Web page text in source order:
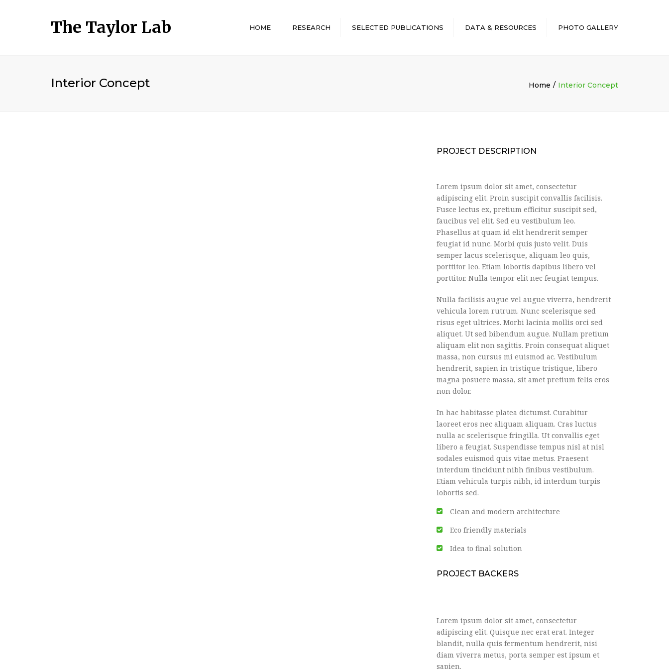
The Taylor Lab HOME RESEARCH SELECTED PUBLICATIONS DATA & RESOURCES PHOTO GALLERY
Interior Concept Home Interior Concept
PROJECT DESCRIPTION
Lorem ipsum dolor sit amet, consectetur
adipiscing elit. Proin suscipit convallis facilisis.
Fusce lectus ex, pretium efficitur suscipit sed,
faucibus vel elit. Sed eu vestibulum leo.
Phasellus at quam id elit hendrerit semper
feugiat id nunc. Morbi quis justo velit. Duis
semper lacus scelerisque, aliquam leo quis,
porttitor leo. Etiam lobortis dapibus libero vel
porttitor. Nulla tempor elit nec feugiat tempus.
Nulla facilisis augue vel augue viverra, hendrerit
vehicula lorem rutrum. Nunc scelerisque sed
risus eget ultrices. Morbi lacinia mollis orci sed
aliquet. Ut sed bibendum augue. Nullam pretium
aliquam elit non sagittis. Proin consequat aliquet
massa, non cursus mi euismod ac. Vestibulum
hendrerit, sapien in tristique tristique, libero
magna posuere massa, sit amet pretium felis eros
non dolor.
In hac habitasse platea dictumst. Curabitur
laoreet eros nec aliquam aliquam. Cras luctus
nulla ac scelerisque fringilla. Ut convallis eget
libero a feugiat. Suspendisse tempus nisl at nisl
sodales euismod quis vitae metus. Praesent
interdum tincidunt nibh finibus vestibulum.
Etiam vehicula turpis nibh, id interdum turpis
lobortis sed.
Clean and modern architecture
Eco friendly materials
Idea to final solution
PROJECT BACKERS
Lorem ipsum dolor sit amet, consectetur
adipiscing elit. Quisque nec erat erat. Integer
blandit, nulla quis fermentum hendrerit, nisi
diam viverra metus, porta semper est ipsum et
sapien.